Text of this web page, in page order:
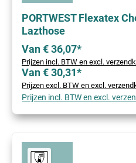
PORTWEST Flexatex
Lazthose
Van € 36,07*
Prijzen incl. BTW en excl.
Van € 30,31*
Prijzen excl. BTW en excl.
Prijzen incl. BTW en excl.